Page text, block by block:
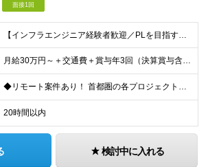
面接1回
【インフラエンジニア経験者歓迎／PLを目指す方にも最適な環境です！】 ◎ネットワーク構築の実務経験（目安として5年以上） ◎学歴不問 ★要件定義や基本設計など上流工程の経験がある方は優遇します！ ★
月給30万円～＋交通費＋賞与年3回（決算賞与含む） ※経験・スキル・前職給与を最大限考慮し、面談のうえ決定します。 ※残業代は別途全額支給いたします。 ※試用期間3ヶ月あり（期間中の給与・待遇に差異は
◆リモート案件あり！ 首都圏の各プロジェクト先での勤務となります。 【本社】東京都台東区台東1-38-9 イトーピア清洲橋通ビル8F ＼希望者は大阪支社勤務も可能です／ ※(変更の範囲)上記を除く当
20時間以内
検討中に入れる